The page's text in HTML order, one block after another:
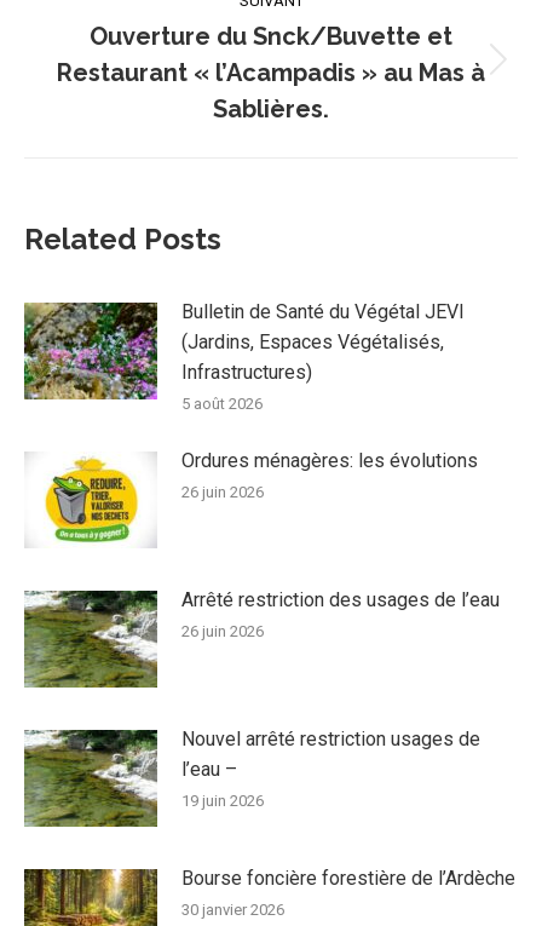
Article
suivant
Ouverture du Snck/Buvette et
Restaurant « l’Acampadis » au Mas à
Sablières.
Related Posts
Bulletin de Santé du Végétal JEVI
(Jardins, Espaces Végétalisés,
Infrastructures)
5 août 2026
Ordures ménagères: les évolutions
26 juin 2026
Arrêté restriction des usages de l’eau
26 juin 2026
Nouvel arrêté restriction usages de
l’eau –
19 juin 2026
Bourse foncière forestière de l’Ardèche
30 janvier 2026